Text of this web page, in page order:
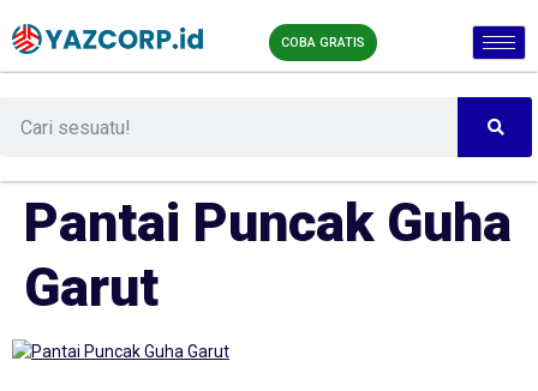
COBA GRATIS
Pantai Puncak Guha
Garut